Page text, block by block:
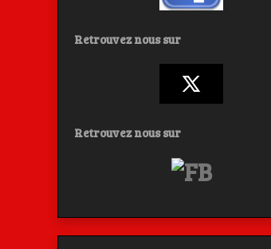
Retrouvez nous sur
Retrouvez nous sur